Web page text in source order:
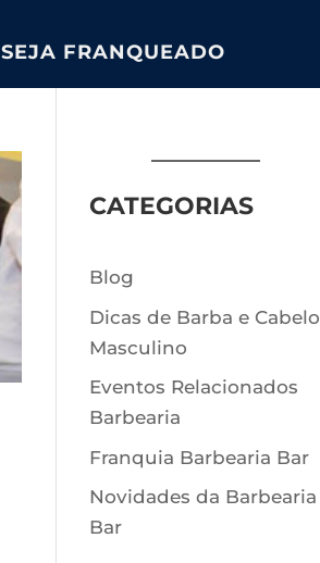
SEJA FRANQUEADO
CATEGORIAS
Blog
Dicas de Barba e Cabelo
Masculino
Eventos Relacionados
Barbearia
Franquia Barbearia Bar
Novidades da Barbearia
Bar